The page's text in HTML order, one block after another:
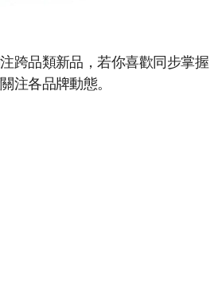
跨品類新品，若你喜歡同步掌握
注各品牌動態。